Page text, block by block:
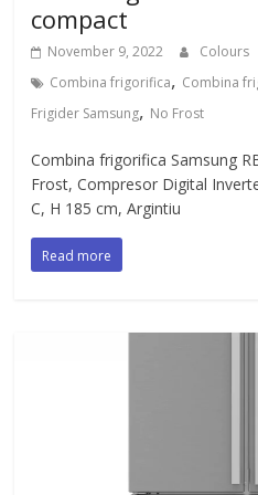
compact
November 9, 2022 Colours
Combina frigorifica, Combina
Frigider Samsung, No Frost
Combina frigorifica Samsung
Frost, Compresor Digital
C, H 185 cm, Argintiu
Read more